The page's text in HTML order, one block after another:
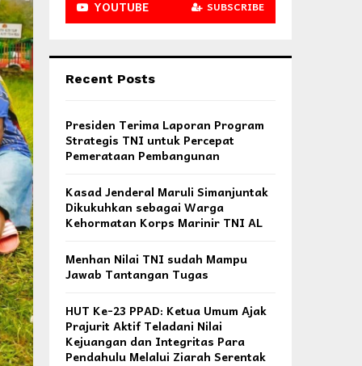
YOUTUBE SUBSCRIBE
Recent Posts
Presiden Terima Laporan Program
Strategis TNI untuk Percepat
Pemerataan Pembangunan
Kasad Jenderal Maruli Simanjuntak
Dikukuhkan sebagai Warga
Kehormatan Korps Marinir TNI AL
Menhan Nilai TNI sudah Mampu
Jawab Tantangan Tugas
HUT Ke-23 PPAD: Ketua Umum Ajak
Prajurit Aktif Teladani Nilai
Kejuangan dan Integritas Para
Pendahulu Melalui Ziarah Serentak